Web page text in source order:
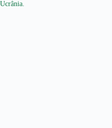
Ucrânia.